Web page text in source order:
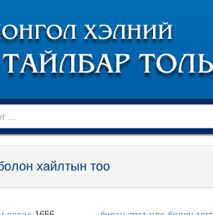
хайлтын тоо